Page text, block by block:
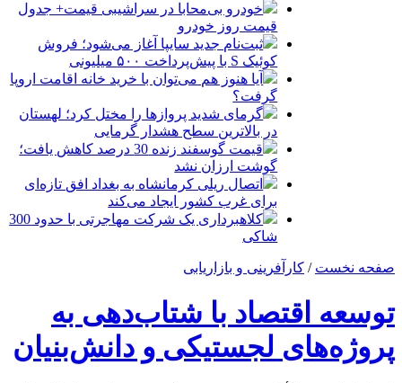
خودرو بی‌محابا در سراشیبی قیمت+ جدول
قیمت روز خودرو
ثبت‌نام جدید سایپا آغاز می‌شود؛ فروش
کوئیک S با پیش‌پرداخت ۵۰۰ میلیونی
آیا هنوز هم می‌توان با خرید خانه اقامت اروپا
گرفت؟
گرمای شدید پروازها را مختل کرد؛ لهستان
در بالاترین سطح هشدار گرمایی
قیمت گوسفند زنده 30 درصد کاهش یافت؛
گوشت ارزان نشد
اتصال ریلی کرمانشاه به بغداد افق تازه‌ای
برای غرب کشور ایجاد می‌کند
کلاهبرداری یک شرکت مهاجرتی با حدود 300
شاکی
صفحه نخست / کارآفرینی و بازاریابی
توسعه اقتصاد با شتاب‌دهی به
پروژه‌های لجستیکی و دانش‌بنیان